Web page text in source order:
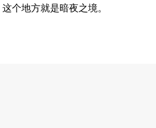
个地方就是暗夜之境。